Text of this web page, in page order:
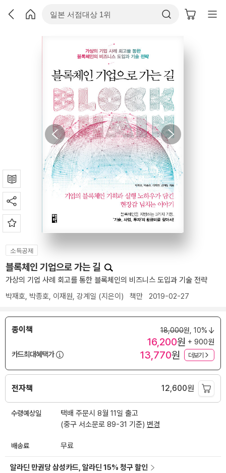
소득공제
블록체인 기업으로 가는 길
가상의 기업 사례 회고를 통한 블록체인의 비즈니스 도입과 기술 전략
박재호, 박종호, 이재원, 강계일 (지은이) 책만 2019-02-27
종이책 18,000원, 10%
16,200원 + 900원
카드최대혜택가
13,770원 더보기
전자책 12,600원
수령예상일
택배 주문시 8월 11일 출고
(중구 서소문로 89-31 기준) 변경
배송료 무료
알라딘 만권당 삼성카드, 알라딘 15% 청구 할인